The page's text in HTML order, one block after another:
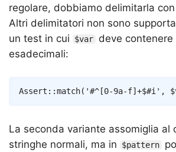
regolare, dobbiamo delimitarla con
Altri delimitatori non sono
un test in cui
$var
deve contenere
esadecimali:
Assert ::match( '#^[0-9a-f]+$#i' ,
La seconda variante assomiglia al
stringhe normali, ma in
$pattern